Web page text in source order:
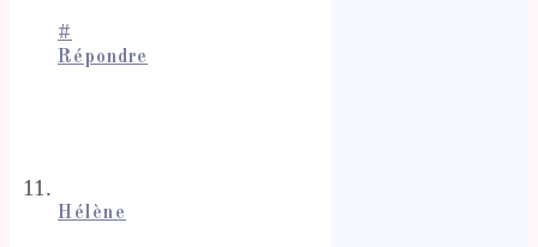
#
Répondre
Hélène